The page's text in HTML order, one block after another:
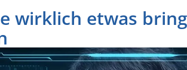
wirklich etwas